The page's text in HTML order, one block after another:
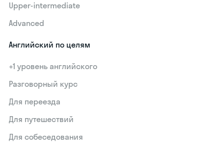
Upper-intermediate
Advanced
Английский по целям
+1 уровень английского
Разговорный курс
Для переезда
Для путешествий
Для собеседования